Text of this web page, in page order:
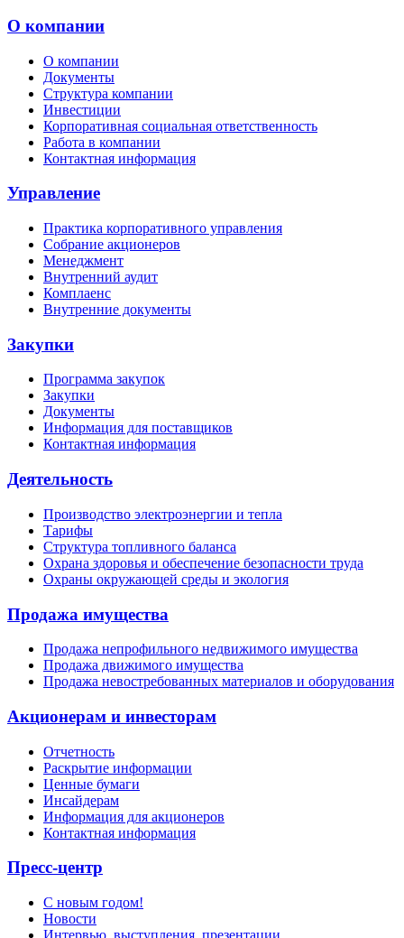
О компании
О компании
Документы
Структура компании
Инвестиции
Корпоративная социальная ответственность
Работа в компании
Контактная информация
Управление
Практика корпоративного управления
Собрание акционеров
Менеджмент
Внутренний аудит
Комплаенс
Внутренние документы
Закупки
Программа закупок
Закупки
Документы
Информация для поставщиков
Контактная информация
Деятельность
Производство электроэнергии и тепла
Тарифы
Структура топливного баланса
Охрана здоровья и обеспечение безопасности труда
Охраны окружающей среды и экология
Продажа имущества
Продажа непрофильного недвижимого имущества
Продажа движимого имущества
Продажа невостребованных материалов и оборудования
Акционерам и инвесторам
Отчетность
Раскрытие информации
Ценные бумаги
Инсайдерам
Информация для акционеров
Контактная информация
Пресс-центр
С новым годом!
Новости